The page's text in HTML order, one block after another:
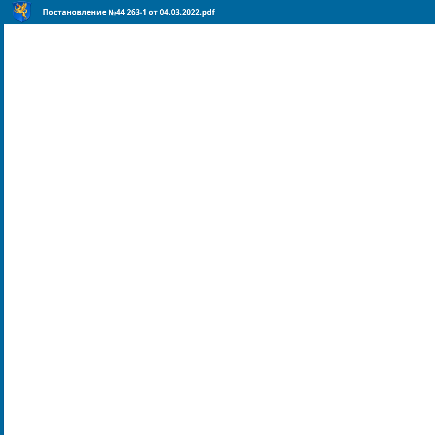
Постановление №44 263-1 от 04.03.2022.pdf